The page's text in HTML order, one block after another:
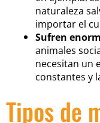
naturaleza
importar el
Sufren
animales
necesitan un
constantes y
Tipos de